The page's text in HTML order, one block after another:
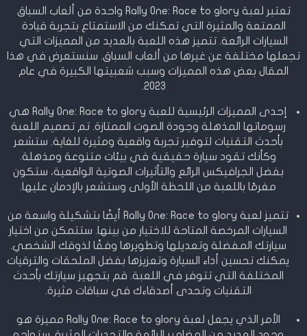
تعتبر لعبة Rally One: Race to glory واحدة من ألعاب السباق
الممتعة والمثيرة التي تمكنك من الاستمتاع بتجربة قيادة
السيارات الرائعة. تتميز هذه اللعبة بالعديد من المميزات التي
تجعلها مختلفة عن غيرها من ألعاب السباق. سنستعرض في هذا
المقال بعض هذه المميزات وسبب شعبيتها الكبيرة في عام
2023.
إحدى المميزات الرئيسية للعبة Rally One: Race to glory هي
رسوماتها المذهلة وجودة الصوت الممتازة. تم تصميم اللعبة
بأحدث التقنيات لتوفير تجربة واقعية ومثيرة للغاية. ستشعر
وكأنك تقود سيارة حقيقية في بيئات متنوعة ومذهلة.
بفضل الجرافيكس الرائع والتأثيرات الصوتية الواقعية، ستكون
مغرمًا باللعبة من اللحظة الأولى وستشعر بالإدمان عليها.
تتميز لعبة Rally One: Race to glory أيضًا بتشكيلة واسعة من
السيارات المرخصة المتاحة للاختيار من بينها. ستتمكن من اختيار
سيارتك المفضلة وتعديلها وتطويرها وفقًا لذوقك الشخصي.
يمكنك تحسين أداء السيارة وتعزيزها بفضل الملحقات والترقيات
المختلفة التي تتوفر في اللعبة. قم بتجهيز سيارتك بأحدث
التقنيات وتحدى أصدقاءك في سباقات مثيرة.
الأمر الذي يجعل لعبة Rally One: Race to glory مميزة هو